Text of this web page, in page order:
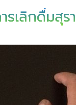
เลิกดื่มสุรา